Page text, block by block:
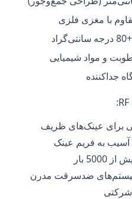
با مغزی فلزی
و مواد شیمیایی
جداکننده
برای عینک‌های ظریف
به فریم عینک
بار
سیستم‌های ضدسرقت مدرن